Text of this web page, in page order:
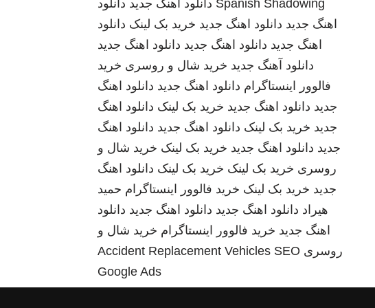
Spanish Shadowing دانلود اهنگ جدید دانلود
اهنگ جدید دانلود اهنگ جدید خرید بک لینک دانلود
اهنگ جدید دانلود اهنگ جدید دانلود اهنگ جدید
دانلود آهنگ جدید خرید شال و روسری خرید
فالوور اینستاگرام دانلود اهنگ جدید دانلود اهنگ
جدید دانلود اهنگ جدید خرید بک لینک دانلود اهنگ
جدید خرید بک لینک دانلود اهنگ جدید دانلود اهنگ
جدید دانلود اهنگ جدید خرید بک لینک خرید شال و
روسری خرید بک لینک خرید بک لینک دانلود اهنگ
جدید خرید بک لینک خرید فالوور اینستاگرام حمید
هیراد دانلود اهنگ جدید دانلود اهنگ جدید دانلود
اهنگ جدید خرید فالوور اینستاگرام خرید شال و
روسری
Accident Replacement Vehicles SEO
Google Ads